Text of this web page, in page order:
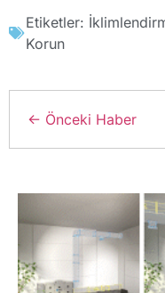
Etiketler:
Korun
← Önceki Haber